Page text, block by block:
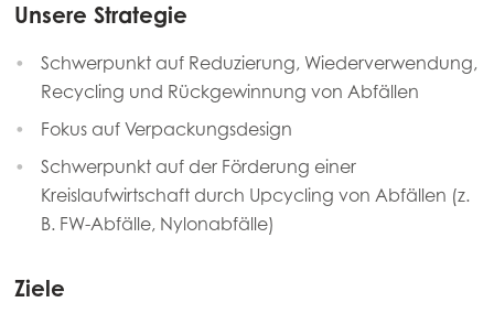
Unsere Strategie
Schwerpunkt auf Reduzierung, Wiederverwendung,
Recycling und Rückgewinnung von Abfällen
Fokus auf Verpackungsdesign
Schwerpunkt auf der Förderung einer
Kreislaufwirtschaft durch Upcycling von Abfällen (z.
B. FW-Abfälle, Nylonabfälle)
Ziele